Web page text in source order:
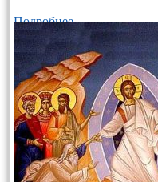
Подробнее…